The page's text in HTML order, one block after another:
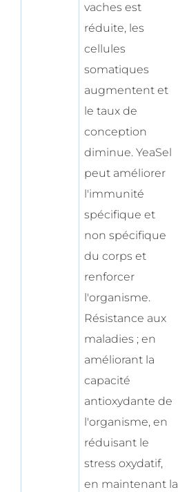
vaches est
réduite, les
cellules
somatiques
augmentent et
le taux de
conception
diminue. YeaSel
peut améliorer
l'immunité
spécifique et
non spécifique
du corps et
renforcer
l'organisme.
Résistance aux
maladies ; en
améliorant la
capacité
antioxydante de
l'organisme, en
réduisant le
stress oxydatif,
en maintenant la